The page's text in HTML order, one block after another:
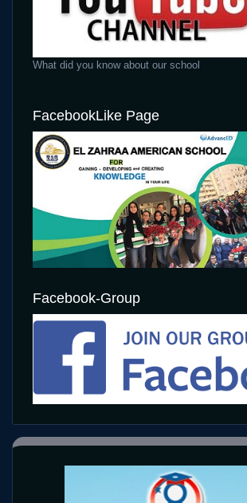
What did you know about our school
FacebookLike Page
Facebook-Group